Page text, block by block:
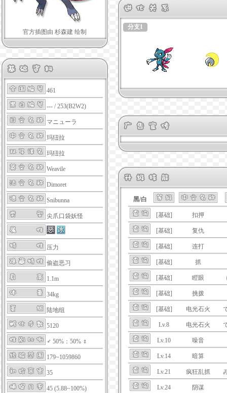
官方插图由 杉森建 绘制
461
--- / 253(B2W2)
マニューラ
玛狃拉
玛狃拉
Weavile
Dimoret
Snibunna
尖爪口袋妖怪
压力
偷盗恶习
1.1m
34kg
陆地组
5120
♂ 50%：50% ♀
179~1059860
35
45 (5.88~100%)
分支1
黑/白
[基础] 扣押
[基础] 复仇
[基础] 连打
[基础] 抓
[基础] 瞪眼
[基础] 挑拨
[基础] 电光石火
Lv.8 电光石火
Lv.10 噪音
Lv.14 暗算
Lv.21 疯狂乱抓
Lv.24 阴谋